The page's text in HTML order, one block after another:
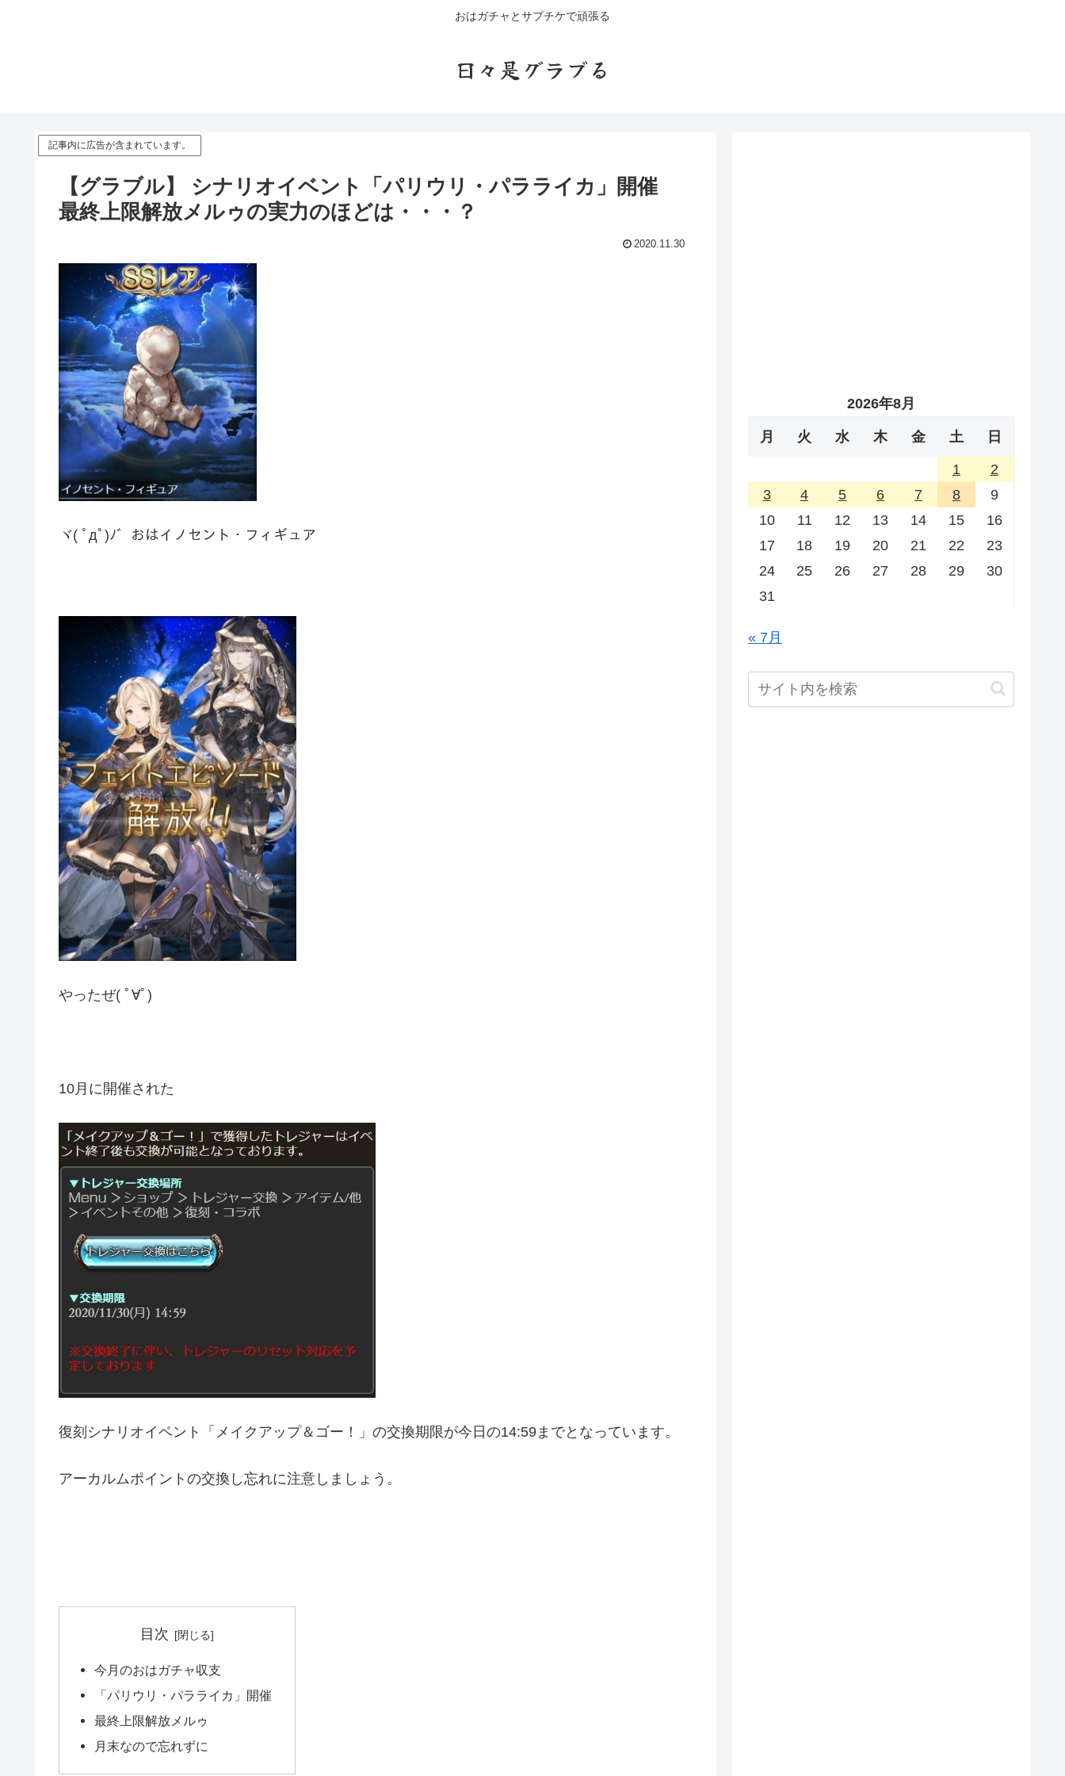
おはガチャとサプチケで頑張る
日々是グラブる
記事内に広告が含まれています。
【グラブル】 シナリオイベント「パリウリ・パラライカ」開催
最終上限解放メルゥの実力のほどは・・・？
2020.11.30
ヾ( ﾟдﾟ)ﾉ゛おはイノセント・フィギュア
やったぜ( ﾟ∀ﾟ)
10月に開催された
復刻シナリオイベント「メイクアップ＆ゴー！」の交換期限が今日の14:59までとなっています。
アーカルムポイントの交換し忘れに注意しましょう。
目次
今月のおはガチャ収支
「パリウリ・パラライカ」開催
最終上限解放メルゥ
月末なので忘れずに
2026年8月
月 火 水 木 金 土 日
1
2
3
4 5 6 7 8
9
10
11 12 13 14 15
16
17
18 19 20 21 22
23
24
25 26 27 28 29
30
31
« 7月